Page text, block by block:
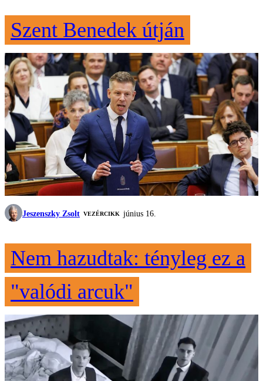
Szent Benedek útján
Jeszenszky Zsolt VEZÉRCIKK június 16.
Nem hazudtak: tényleg ez a
"valódi arcuk"